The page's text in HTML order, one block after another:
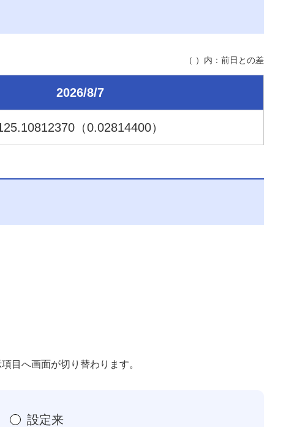
（ ）内：前日との差
2026/8/7
812370 （0.02814400）
目へ画面が切り替わります。
設定来